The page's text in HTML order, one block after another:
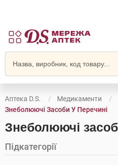
Аптека D.S. Медикаменти
Знеболюючі Засоби У Перечині
Знеболюючі
Підкатегорії